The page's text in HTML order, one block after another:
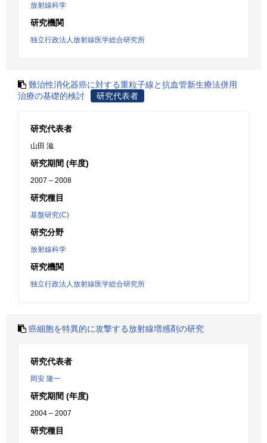
放射線科学
研究機関
独立行政法人放射線医学総合研究所
難治性消化器癌に対する重粒子線と抗血管新生療法併用
治療の基礎的検討
研究代表者
研究代表者
山田 滋
研究期間 (年度)
2007 – 2008
研究種目
基盤研究(C)
研究分野
放射線科学
研究機関
独立行政法人放射線医学総合研究所
癌細胞を特異的に攻撃する放射線増感剤の研究
研究代表者
岡安 隆一
研究期間 (年度)
2004 – 2007
研究種目